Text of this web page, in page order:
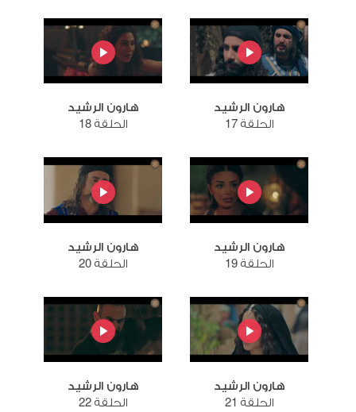
هارون الرشيد
الحلقة 17
هارون الرشيد
الحلقة 18
هارون الرشيد
الحلقة 19
هارون الرشيد
الحلقة 20
هارون الرشيد
الحلقة 21
هارون الرشيد
الحلقة 22